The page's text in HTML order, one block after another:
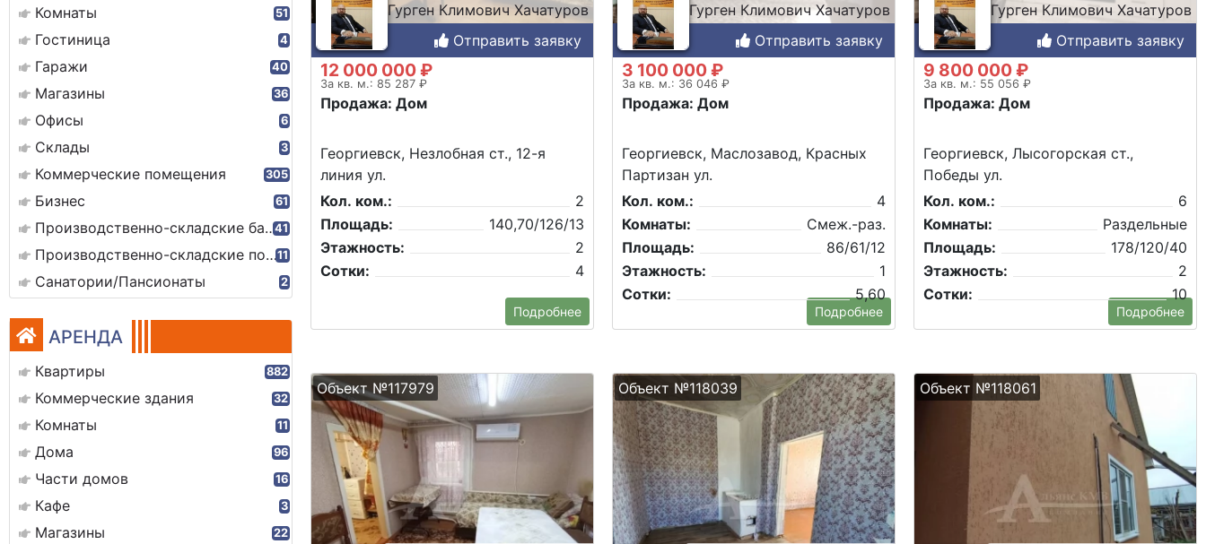
Комнаты 51
Гостиница 4
Гаражи 40
Магазины 36
Офисы 6
Склады 3
Коммерческие помещения 305
Бизнес 61
Производственно-складские базы41
Производственно-складские помещения11
Санатории/Пансионаты 2
АРЕНДА
Квартиры 882
Коммерческие здания 32
Комнаты 11
Дома 96
Части домов 16
Кафе 3
Магазины 22
Гурген Климович Хачатуров
Отправить заявку
12 000 000 ₽
За кв. м.: 85 287 ₽
Продажа: Дом
Георгиевск, Незлобная ст., 12-я
линия ул.
Кол. ком.:
2
Площадь:
140,70/126/13
Этажность:
2
Сотки:
4
Подробнее
Гурген Климович Хачатуров
Отправить заявку
3 100 000 ₽
За кв. м.: 36 046 ₽
Продажа: Дом
Георгиевск, Маслозавод, Красных
Партизан ул.
Кол. ком.:
4
Комнаты:
Смеж.-раз.
Площадь:
86/61/12
Этажность:
1
Сотки:
5,60
Подробнее
Гурген Климович Хачатуров
Отправить заявку
9 800 000 ₽
За кв. м.: 55 056 ₽
Продажа: Дом
Георгиевск, Лысогорская ст.,
Победы ул.
Кол. ком.:
6
Комнаты:
Раздельные
Площадь:
178/120/40
Этажность:
2
Сотки:
10
Подробнее
Объект №117979 Объект №118039 Объект №118061